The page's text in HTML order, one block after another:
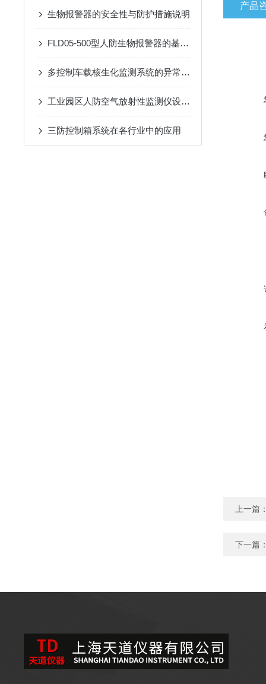
生物报警器的安全性与防护措施说明
FLD05-500型人防生物报警器的基本原理、功能和在安全监控中的作用
多控制车载核生化监测系统的异常处理方法
工业园区人防空气放射性监测仪设备设施着色规定
三防控制箱系统在各行业中的应用
产品
上一篇
下一篇